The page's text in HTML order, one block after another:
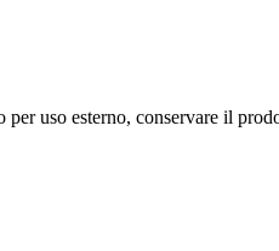
uso esterno, conservare il